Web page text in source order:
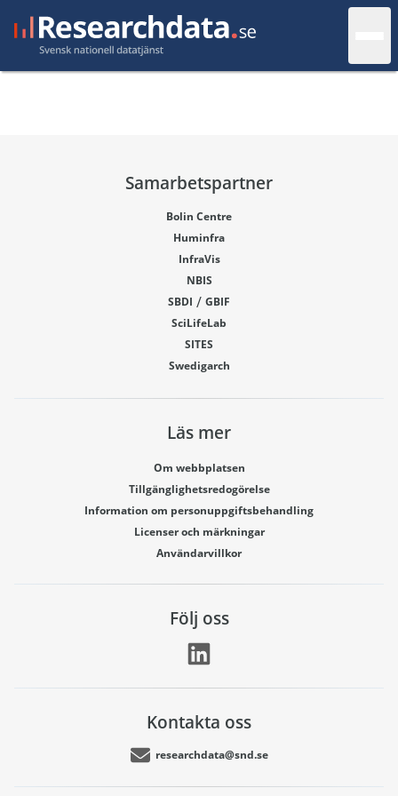
Samarbetspartner
Bolin Centre
Huminfra
InfraVis
NBIS
SBDI / GBIF
SciLifeLab
SITES
Swedigarch
Läs mer
Om webbplatsen
Tillgänglighetsredogörelse
Information om personuppgiftsbehandling
Licenser och märkningar
Användarvillkor
Följ oss
Kontakta oss
researchdata@snd.se